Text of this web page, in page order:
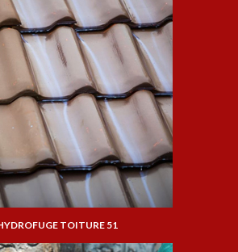
TOITURE 51